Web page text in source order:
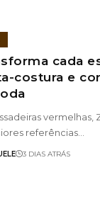
cada
costura e
vermelhas,
referências…
3 DIAS ATRÁS